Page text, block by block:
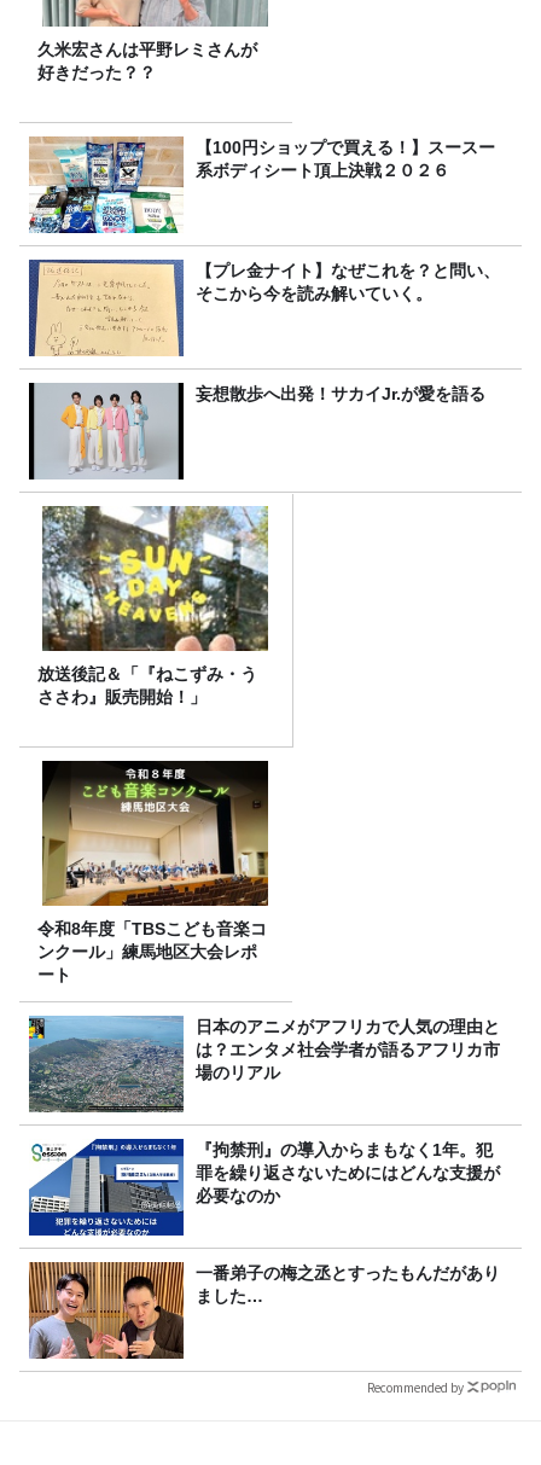
久米宏さんは平野レミさんが
好きだった？？
【100円ショップで買える！】スースー
系ボディシート頂上決戦２０２６
【プレ金ナイト】なぜこれを？と問い、
そこから今を読み解いていく。
妄想散歩へ出発！サカイJr.が愛を語る
放送後記＆「『ねこずみ・う
ささわ』販売開始！」
令和8年度「TBSこども音楽コ
ンクール」練馬地区大会レポ
ート
日本のアニメがアフリカで人気の理由と
は？エンタメ社会学者が語るアフリカ市
場のリアル
『拘禁刑』の導入からまもなく1年。犯
罪を繰り返さないためにはどんな支援が
必要なのか
一番弟子の梅之丞とすったもんだがあり
ました…
Recommended by